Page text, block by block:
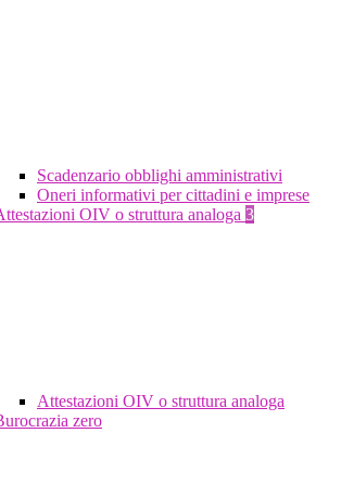
Scadenzario obblighi amministrativi
Oneri informativi per cittadini e imprese
OIV o struttura analoga 3
Attestazioni OIV o struttura analoga
zero